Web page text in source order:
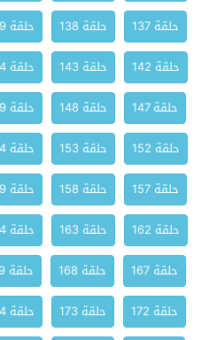
حلقة 137 حلقة 138 حلقة 139
حلقة 142
حلقة 143 حلقة 144
حلقة 147
حلقة 148 حلقة 149
حلقة 152
حلقة 153 حلقة 154
حلقة 157
حلقة 158 حلقة 159
حلقة 162
حلقة 163 حلقة 164
حلقة 167
حلقة 168 حلقة 169
حلقة 172
حلقة 173 حلقة 174